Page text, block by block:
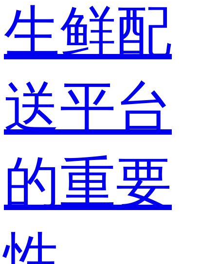
生鲜配
送平台
的重要